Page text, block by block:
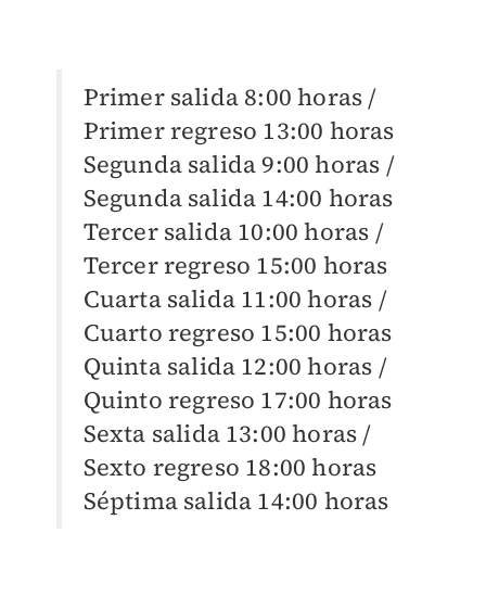
Primer salida 8:00 horas /
Primer regreso 13:00 horas
Segunda salida 9:00 horas /
Segunda salida 14:00 horas
Tercer salida 10:00 horas /
Tercer regreso 15:00 horas
Cuarta salida 11:00 horas /
Cuarto regreso 15:00 horas
Quinta salida 12:00 horas /
Quinto regreso 17:00 horas
Sexta salida 13:00 horas /
Sexto regreso 18:00 horas
Séptima salida 14:00 horas